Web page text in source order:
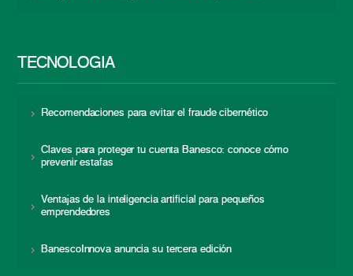
TECNOLOGÍA
Recomendaciones para evitar el fraude cibernético
Claves para proteger tu cuenta Banesco: conoce cómo
prevenir estafas
Ventajas de la inteligencia artificial para pequeños
emprendedores
BanescoInnova anuncia su tercera edición